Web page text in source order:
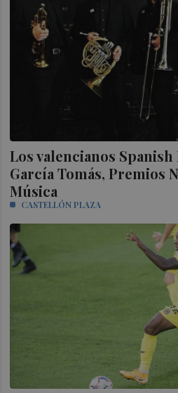
Los valencianos Spanish
García Tomás, Premios
Música
CASTELLÓN PLAZA